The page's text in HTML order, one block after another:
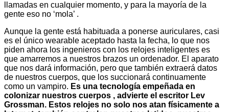
llamadas en cualquier momento, y para la mayoría de la
gente eso no ‘mola’ .
Aunque la gente está habituada a ponerse auriculares, casi
es el único wearable aceptado hasta la fecha, lo que nos
piden ahora los ingenieros con los relojes inteligentes es
que amarremos a nuestros brazos un ordenador. El aparato
que nos dará información, pero que también extraerá datos
de nuestros cuerpos, que los succionará continuamente
como un vampiro. Es una tecnología empeñada en
colonizar nuestros cuerpos , advierte el escritor Lev
Grossman. Estos relojes no solo nos atan físicamente a